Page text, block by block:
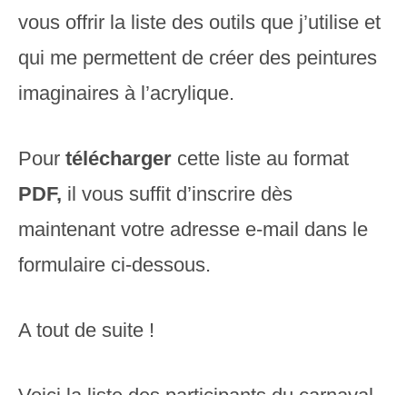
vous offrir la liste des outils que j’utilise et
qui me permettent de créer des peintures
imaginaires à l’acrylique.
Pour télécharger cette liste au format
PDF, il vous suffit d’inscrire dès
maintenant votre adresse e-mail dans le
formulaire ci-dessous.
A tout de suite !